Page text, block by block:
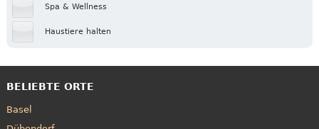
Spa & Wellness
Haustiere halten
BELIEBTE ORTE
Basel